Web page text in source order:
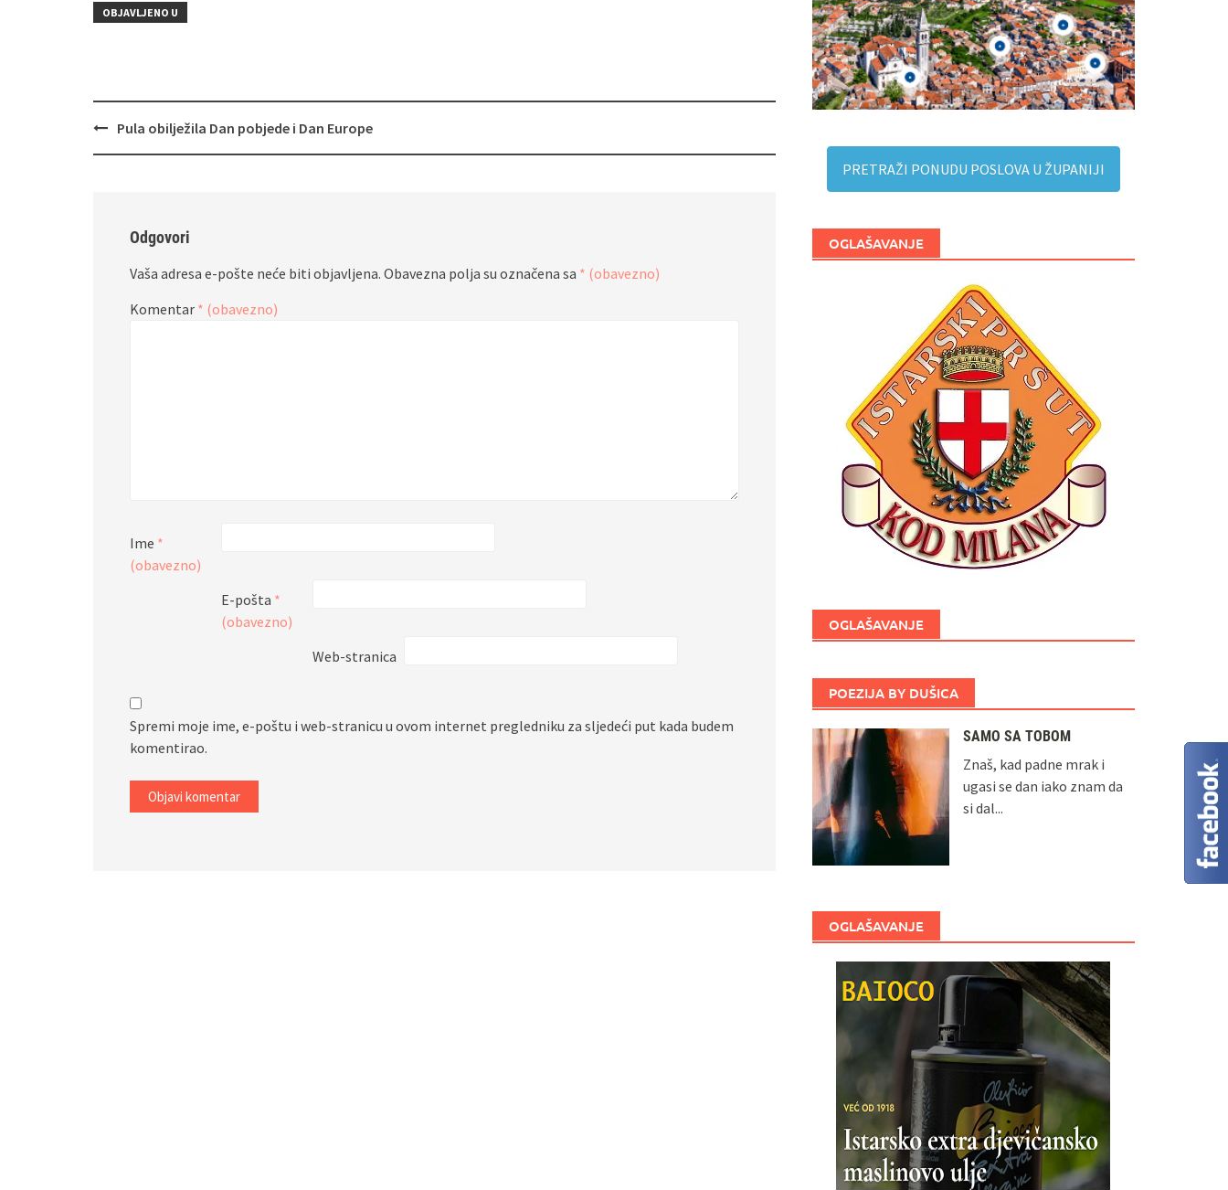
OBJAVLJENO U
Navigacija
Pula obilježila Dan pobjede i Dan Europe
Odgovori
Vaša adresa e-pošte neće biti objavljena. Obavezna polja su označena sa * (obavezno)
Komentar * (obavezno)
Ime *
(obavezno)
E-pošta *
(obavezno)
Web-stranica
Spremi moje ime, e-poštu i web-stranicu u ovom internet pregledniku za sljedeći put kada budem
komentirao.
PRETRAŽI PONUDU POSLOVA U ŽUPANIJI
OGLAŠAVANJE
OGLAŠAVANJE
POEZIJA BY DUŠICA
SAMO SA TOBOM
Znaš, kad padne mrak i
ugasi se dan iako znam da
si dal...
OGLAŠAVANJE